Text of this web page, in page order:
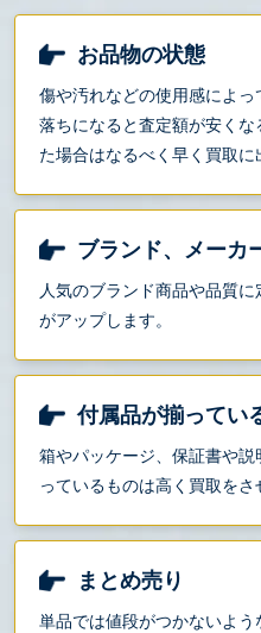
お品物の状態
傷や汚れなどの使用感によ
落ちになると査定額が安く
た場合はなるべく早く買取に
ブランド、メーカ
人気のブランド商品や品質
がアップします。
付属品が揃ってい
箱やパッケージ、保証書や
っているものは高く買取をさ
まとめ売り
単品では値段がつかないよ